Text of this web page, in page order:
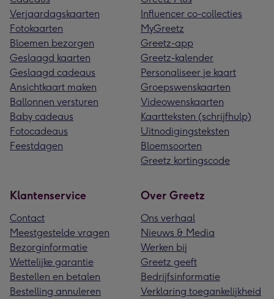
Verjaardagskaarten
Fotokaarten
Bloemen bezorgen
Geslaagd kaarten
Geslaagd cadeaus
Ansichtkaart maken
Ballonnen versturen
Baby cadeaus
Fotocadeaus
Feestdagen
Influencer co-collecties
MyGreetz
Greetz-app
Greetz-kalender
Personaliseer je kaart
Groepswenskaarten
Videowenskaarten
Kaartteksten (schrijfhulp)
Uitnodigingsteksten
Bloemsoorten
Greetz kortingscode
Klantenservice
Contact
Meestgestelde vragen
Bezorginformatie
Wettelijke garantie
Bestellen en betalen
Bestelling annuleren
Over Greetz
Ons verhaal
Nieuws & Media
Werken bij
Greetz geeft
Bedrijfsinformatie
Verklaring toegankelijkheid